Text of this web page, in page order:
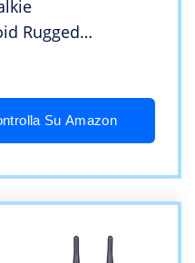
Rugged
PTT Outdoor
GPS
Su Amazon